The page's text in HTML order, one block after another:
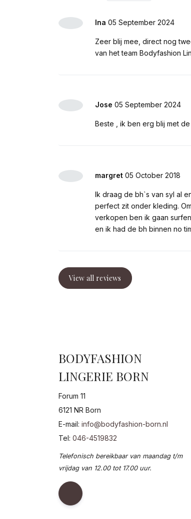
Ina 05 September 2024
Zeer blij mee, direct nog
van het team Bodyfashion
Jose 05 September 2024
Beste , ik ben erg blij met
margret 05 October 2018
Ik draag de bh`s van syl al
perfect zit onder kleding.
verkopen ben ik gaan
en ik had de bh binnen no
View all reviews
BODYFASHION
LINGERIE BORN
Forum 11
6121 NR Born
E-mail: info@bodyfashion-born.nl
Tel: 046-4519832
Telefonisch bereikbaar van maandag t/m
vrijdag van 12.00 tot 17.00 uur.